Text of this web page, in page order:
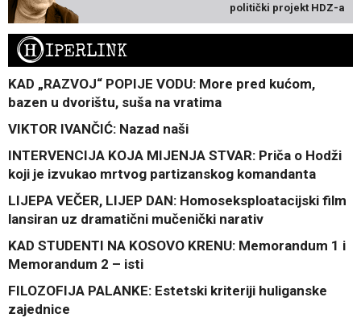
politički projekt HDZ-a
HIPERLINK
KAD „RAZVOJ“ POPIJE VODU: More pred kućom,
bazen u dvorištu, suša na vratima
VIKTOR IVANČIĆ: Nazad naši
INTERVENCIJA KOJA MIJENJA STVAR: Priča o Hodži
koji je izvukao mrtvog partizanskog komandanta
LIJEPA VEČER, LIJEP DAN: Homoseksploatacijski film
lansiran uz dramatični mučenički narativ
KAD STUDENTI NA KOSOVO KRENU: Memorandum 1 i
Memorandum 2 – isti
FILOZOFIJA PALANKE: Estetski kriteriji huliganske
zajednice